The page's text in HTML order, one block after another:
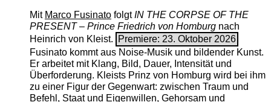
Mit Marco FusinatofolgtIN THE CORPSE OF THE
PRESENT – Prince Friedrich von Homburgnach
Heinrich von Kleist.
Premiere: 23. Oktober 2026
Fusinato kommt aus Noise-Musik und bildender Kunst.
Er arbeitet mit Klang, Bild, Dauer, Intensität und
Überforderung. Kleists Prinz von Homburg wird bei ihm
zu einer Figur der Gegenwart: zwischen Traum und
Befehl, Staat und Eigenwillen, Gehorsam und